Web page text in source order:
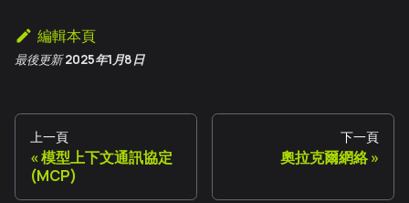
編輯本頁
最後更新 2025年1月8日
上一頁
模型上下文通訊協定
(MCP)
下一頁
奧拉克爾網絡